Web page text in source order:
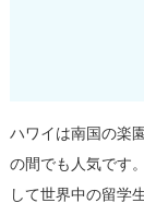
ハワイは南国の楽
の間でも人気です
して世界中の留学